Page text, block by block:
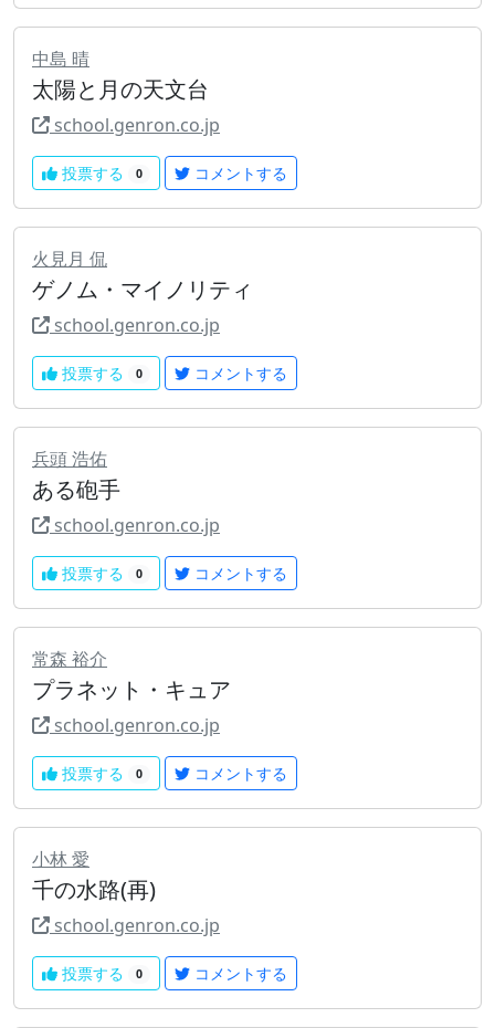
中島 晴
太陽と月の天文台
school.genron.co.jp
投票する 0 コメントする
火見月 侃
ゲノム・マイノリティ
school.genron.co.jp
投票する 0 コメントする
兵頭 浩佑
ある砲手
school.genron.co.jp
投票する 0 コメントする
常森 裕介
プラネット・キュア
school.genron.co.jp
投票する 0 コメントする
小林 愛
千の水路(再)
school.genron.co.jp
投票する 0 コメントする